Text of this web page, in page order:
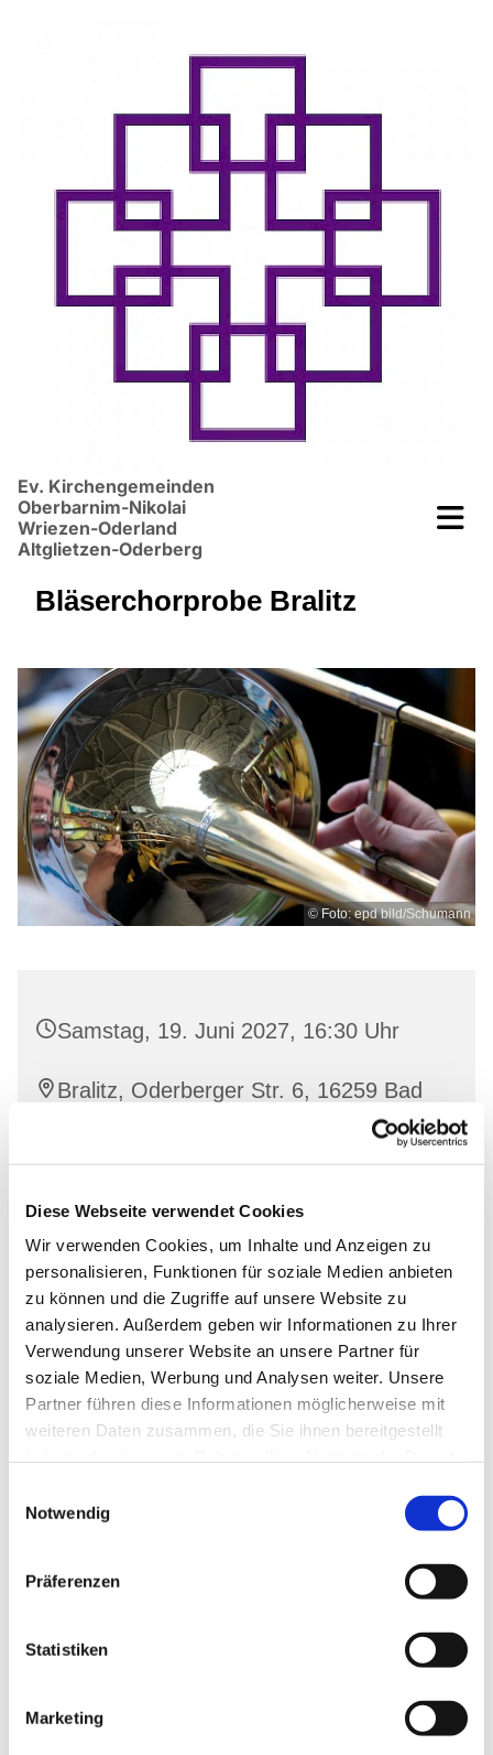
Diese Webseite verwendet Cookies
Wir verwenden Cookies, um Inhalte und Anzeigen zu
personalisieren, Funktionen für soziale Medien anbieten
zu können und die Zugriffe auf unsere Website zu
analysieren. Außerdem geben wir Informationen zu Ihrer
Verwendung unserer Website an unsere Partner für
soziale Medien, Werbung und Analysen weiter. Unsere
Partner führen diese Informationen möglicherweise mit
weiteren Daten zusammen, die Sie ihnen bereitgestellt
Notwendig
Präferenzen
Statistiken
Marketing
Ev. Kirchengemeinden
Oberbarnim-Nikolai
Wriezen-Oderland
Altglietzen-Oderberg
Bläserchorprobe Bralitz
© Foto: epd bild/Schumann
Samstag, 19. Juni 2027, 16:30 Uhr
Bralitz, Oderberger Str. 6, 16259 Bad
Interessierte sind herzlich willkommen!